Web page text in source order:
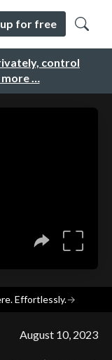
control
more …
up for free
Effortlessly.→
August 10, 2023